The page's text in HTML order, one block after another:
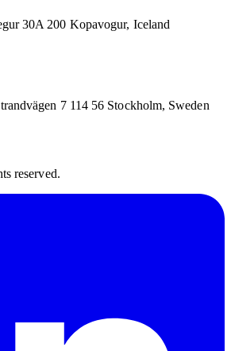
30A 200 Kopavogur, Iceland
7 114 56 Stockholm, Sweden
reserved.